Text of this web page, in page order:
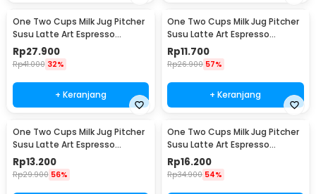
One Two Cups Milk Jug Pitcher
Susu Latte Art Espresso
Stainless Steel 200ml - J068
Rp27.900
Rp41.000 32%
+ Keranjang
One Two Cups Milk Jug Pitcher
Susu Latte Art Espresso
Stainless Steel 1oz - S06HG
Rp11.700
Rp26.900 57%
+ Keranjang
One Two Cups Milk Jug Pitcher
Susu Latte Art Espresso
Stainless Steel 1.5oz - S06HG
Rp13.200
Rp29.900 56%
One Two Cups Milk Jug Pitcher
Susu Latte Art Espresso
Stainless Steel 3oz - S06HG
Rp16.200
Rp34.900 54%